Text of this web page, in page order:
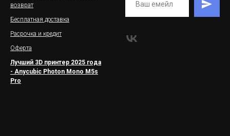
возврат
Бесплатная доставка
Расрочка и кредит
Оферта
Лучший 3D принтер 2025 года
- Anycubic Photon Mono M5s
Pro